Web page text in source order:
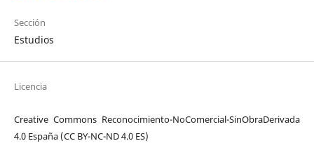
Sección
Estudios
Licencia
Creative Commons Reconocimiento-NoComercial-SinObraDerivada
4.0 España (CC BY-NC-ND 4.0 ES)